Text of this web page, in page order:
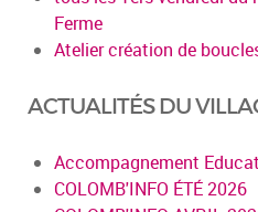
Ferme
Atelier création de
ACTUALITÉS DU
Accompagnement
COLOMB'INFO ÉTÉ 2026